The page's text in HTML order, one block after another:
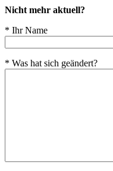
Nicht mehr aktuell?
* Ihr Name
* Was hat sich geändert?